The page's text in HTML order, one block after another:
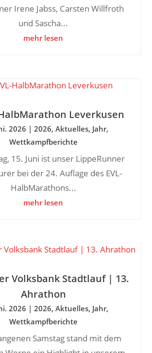
Irene Jabss, Carsten Willfroth
und Sascha...
mehr lesen
Leverkusen
2026 | 2026, Aktuelles, Jahr,
Wettkampfberichte
15. Juni ist unser LippeRunner
bei der 24. Auflage des EVL-
HalbMarathons...
mehr lesen
Volksbank Stadtlauf | 13.
Ahrathon
2026 | 2026, Aktuelles, Jahr,
Wettkampfberichte
Samstag stand mit dem